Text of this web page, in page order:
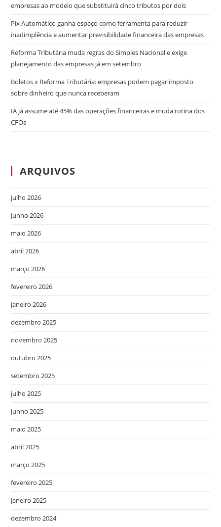
empresas ao modelo que substituirá cinco tributos por dois
Pix Automático ganha espaço como ferramenta para reduzir
inadimplência e aumentar previsibilidade financeira das empresas
Reforma Tributária muda regras do Simples Nacional e exige
planejamento das empresas já em setembro
Boletos x Reforma Tributária: empresas podem pagar imposto
sobre dinheiro que nunca receberam
IA já assume até 45% das operações financeiras e muda rotina dos
CFOs
ARQUIVOS
julho 2026
junho 2026
maio 2026
abril 2026
março 2026
fevereiro 2026
janeiro 2026
dezembro 2025
novembro 2025
outubro 2025
setembro 2025
julho 2025
junho 2025
maio 2025
abril 2025
março 2025
fevereiro 2025
janeiro 2025
dezembro 2024